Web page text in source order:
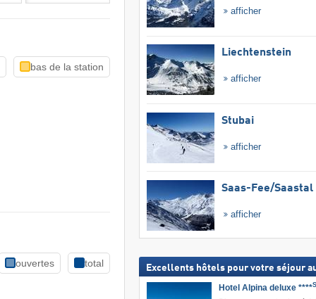
bas de la station
ouvertes total
afficher
Liechtenstein
afficher
Stubai
afficher
Saas-Fee/​Saastal
afficher
Excellents hôtels pour votre séjour
Hotel Alpina deluxe ****S